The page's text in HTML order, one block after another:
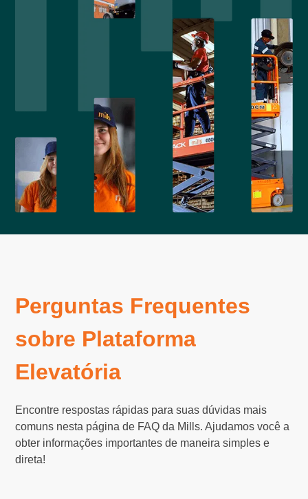
Perguntas Frequentes
sobre Plataforma
Elevatória
Encontre respostas rápidas para suas dúvidas mais
comuns nesta página de FAQ da Mills. Ajudamos você a
obter informações importantes de maneira simples e
direta!